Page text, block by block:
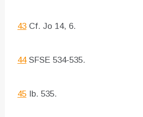
43 Cf. Jo 14, 6.
44SFSE 534-535.
45 Ib. 535.